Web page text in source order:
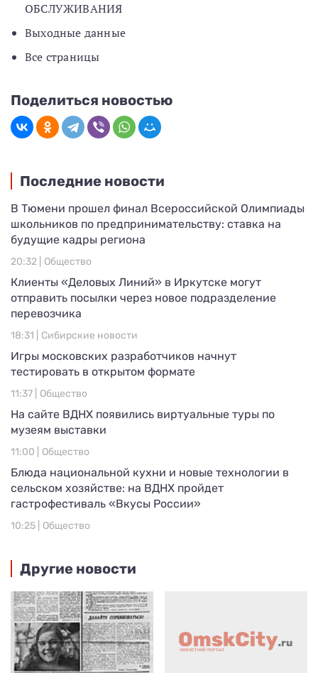
ОБСЛУЖИВАНИЯ
Выходные данные
Все страницы
Поделиться новостью
Последние новости
В Тюмени прошел финал Всероссийской Олимпиады
школьников по предпринимательству: ставка на
будущие кадры региона
20:32 | Общество
Клиенты «Деловых Линий» в Иркутске могут
отправить посылки через новое подразделение
перевозчика
18:31 | Сибирские новости
Игры московских разработчиков начнут
тестировать в открытом формате
11:37 | Общество
На сайте ВДНХ появились виртуальные туры по
музеям выставки
11:00 | Общество
Блюда национальной кухни и новые технологии в
сельском хозяйстве: на ВДНХ пройдет
гастрофестиваль «Вкусы России»
10:25 | Общество
Другие новости